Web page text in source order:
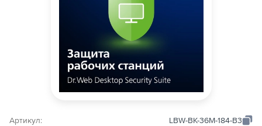
Артикул: LBW-BK-36M-184-B3